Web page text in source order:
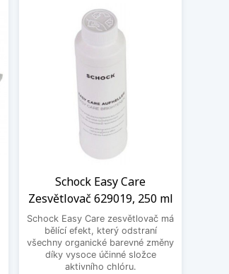
Schock Easy Care
Zesvětlovač 629019, 250 ml
Schock Easy Care zesvětlovač má
bělící efekt, který odstraní
všechny organické barevné změny
díky vysoce účinné složce
aktivního chlóru.